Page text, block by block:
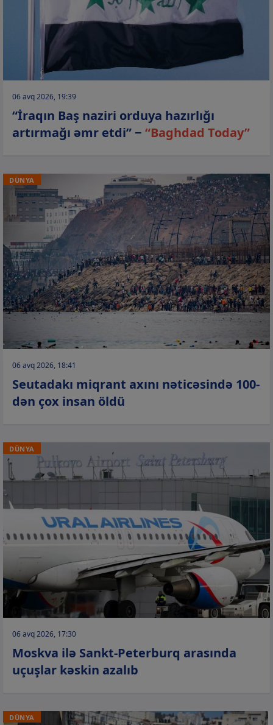
06 avq 2026, 19:39
“İraqın Baş naziri orduya hazırlığı
artırmağı əmr etdi” − “Baghdad Today”
DÜNYA
06 avq 2026, 18:41
Seutadakı miqrant axını nəticəsində 100-
dən çox insan öldü
DÜNYA
06 avq 2026, 17:30
Moskva ilə Sankt-Peterburq arasında
uçuşlar kəskin azalıb
DÜNYA